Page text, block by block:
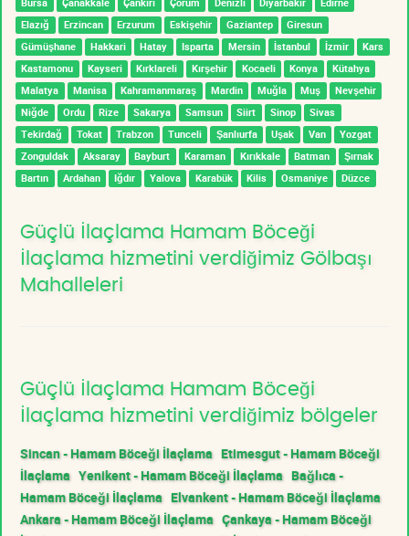
Elazığ
Erzincan Erzurum Eskişehir Gaziantep
Giresun
Gümüşhane
Hakkari Hatay Isparta Mersin İstanbul İzmir
Kars
Kastamonu
Kayseri Kırklareli Kırşehir Kocaeli Konya
Kütahya
Malatya
Manisa Kahramanmaraş Mardin Muğla Muş
Nevşehir
Niğde
Ordu Rize Sakarya Samsun Siirt Sinop
Sivas
Tekirdağ
Tokat Trabzon Tunceli Şanlıurfa Uşak Van
Yozgat
Zonguldak
Aksaray Bayburt Karaman Kırıkkale Batman
Şırnak
Bartın
Ardahan Iğdır Yalova Karabük Kilis Osmaniye Düzce
Güçlü İlaçlama Hamam Böceği
İlaçlama hizmetini verdiğimiz Gölbaşı
Mahalleleri
Güçlü İlaçlama Hamam Böceği
İlaçlama hizmetini verdiğimiz bölgeler
Sincan - Hamam Böceği İlaçlama Etimesgut - Hamam Böceği
İlaçlama Yenikent - Hamam Böceği İlaçlama Bağlıca -
Hamam Böceği İlaçlama Elvankent - Hamam Böceği İlaçlama
Ankara - Hamam Böceği İlaçlama Çankaya - Hamam Böceği